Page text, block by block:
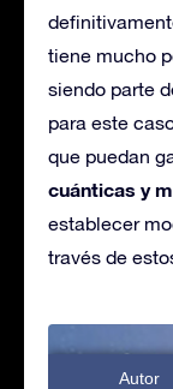
tiene mucho
siendo parte
para este
que puedan
cuánticas y
establecer
través de
Autor